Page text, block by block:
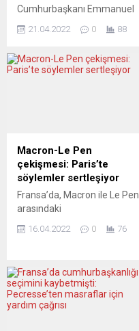
Cumhurbaşkanı Emmanuel
Marine Le Pen, TV
paylaşıyor. Anketler
seçmenin yüzde 70’inden
önceki zirve noktası olacak.
Avrupa basınına endişe
hâkim görünüyor. LA
STAMPA (İtalya) ARTIK
AYNI ADAYLAR DEĞİLLER...
21.04.2022 0 88
Macron-Le Pen
çekişmesi: Paris’te
söylemler sertleşiyor
Fransa’da, Macron ile Le Pen
arasındaki
cumhurbaşkanlığı yarışında
söylemler sertleşiyor.
Fransa’nın değil, Avrupa,
NATO ve Ukrayna’nın
geleceğini de etkileyebilir.
16.04.2022 0 76